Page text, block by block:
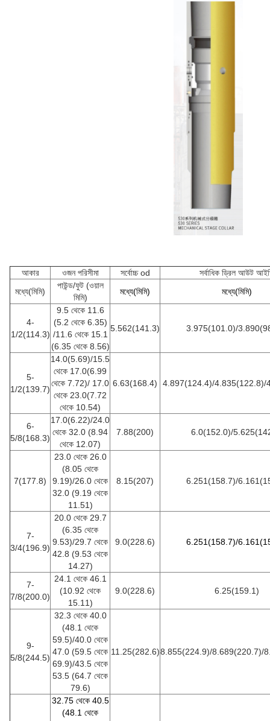
আকার ওজন পরিসীমা সর্বোচ্চ od
সর্বাধিক ড্রিল আউট
মধ্যে(মিমি)
পাউন্ড/ফুট (ওয়াল
মিমি)
মধ্যে(মিমি) মধ্যে(মিমি)
4-
1/2(114.3)
9.5 থেকে 11.6
(5.2 থেকে 6.35)
/11.6 থেকে 15.1
(6.35 থেকে 8.56)
5.562(141.3) 3.975(101.0)/
5-
1/2(139.7)
14.0(5.69)/15.5
থেকে 17.0(6.99
থেকে 7.72)/ 17.0
থেকে 23.0(7.72
থেকে 10.54)
6.63(168.4) 4.897(124.4)/4.835(122.8)/
6-
5/8(168.3)
17.0(6.22)/24.0
থেকে 32.0 (8.94
থেকে 12.07)
7.88(200) 6.0(152.0)/
7(177.8)
23.0 থেকে 26.0
(8.05 থেকে
9.19)/26.0 থেকে
32.0 (9.19 থেকে
11.51)
8.15(207) 6.251(158.7)/
7-
3/4(196.9)
20.0 থেকে 29.7
(6.35 থেকে
9.53)/29.7 থেকে
42.8 (9.53 থেকে
14.27)
9.0(228.6) 6.251(158.7)/
7-
7/8(200.0)
24.1 থেকে 46.1
(10.92 থেকে
15.11)
9.0(228.6) 6.25(159.1)
9-
5/8(244.5)
32.3 থেকে 40.0
(48.1 থেকে
59.5)/40.0 থেকে
47.0 (59.5 থেকে
69.9)/43.5 থেকে
53.5 (64.7 থেকে
79.6)
11.25(282.6)8.855(224.9)/8.689(220.7)/
32.75 থেকে 40.5
(48.1 থেকে